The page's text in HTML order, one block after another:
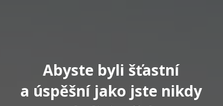
Abyste byli šťastní
a úspěšní jako jste nikdy